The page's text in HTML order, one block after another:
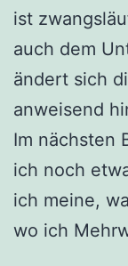
ist
auch dem
ändert sich
anweisend
Im nächsten
ich noch
ich meine,
wo ich